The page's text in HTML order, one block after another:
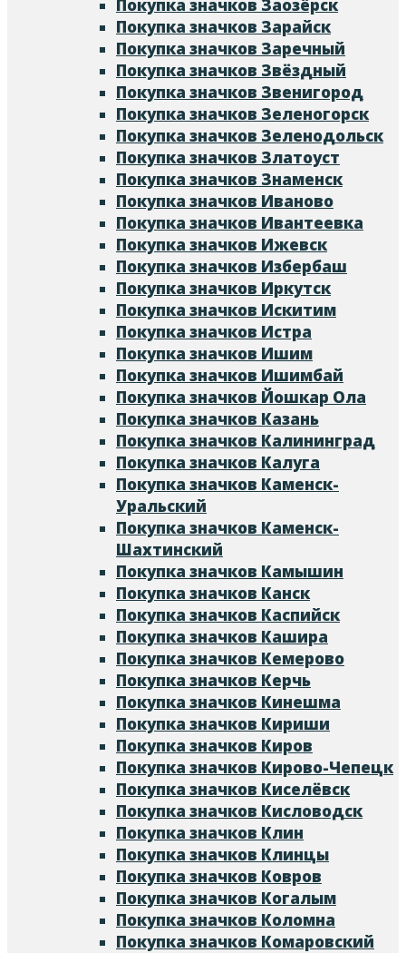
Покупка значков Заозёрск
Покупка значков Зарайск
Покупка значков Заречный
Покупка значков Звёздный
Покупка значков Звенигород
Покупка значков Зеленогорск
Покупка значков Зеленодольск
Покупка значков Златоуст
Покупка значков Знаменск
Покупка значков Иваново
Покупка значков Ивантеевка
Покупка значков Ижевск
Покупка значков Избербаш
Покупка значков Иркутск
Покупка значков Искитим
Покупка значков Истра
Покупка значков Ишим
Покупка значков Ишимбай
Покупка значков Йошкар Ола
Покупка значков Казань
Покупка значков Калининград
Покупка значков Калуга
Покупка значков Каменск-
Уральский
Покупка значков Каменск-
Шахтинский
Покупка значков Камышин
Покупка значков Канск
Покупка значков Каспийск
Покупка значков Кашира
Покупка значков Кемерово
Покупка значков Керчь
Покупка значков Кинешма
Покупка значков Кириши
Покупка значков Киров
Покупка значков Кирово-Чепецк
Покупка значков Киселёвск
Покупка значков Кисловодск
Покупка значков Клин
Покупка значков Клинцы
Покупка значков Ковров
Покупка значков Когалым
Покупка значков Коломна
Покупка значков Комаровский